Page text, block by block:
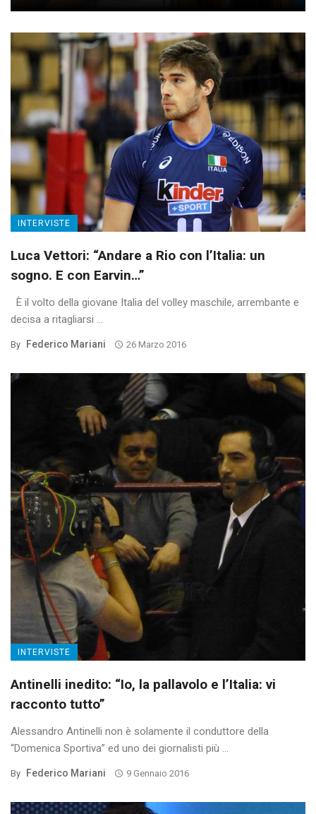
INTERVISTE
Luca Vettori: “Andare a Rio con l’Italia: un
sogno. E con Earvin…”
È il volto della giovane Italia del volley maschile, arrembante e
decisa a ritagliarsi ...
By Federico Mariani 26 Marzo 2016
INTERVISTE
Antinelli inedito: “Io, la pallavolo e l’Italia: vi
racconto tutto”
Alessandro Antinelli non è solamente il conduttore della
“Domenica Sportiva” ed uno dei giornalisti più ...
By Federico Mariani 9 Gennaio 2016